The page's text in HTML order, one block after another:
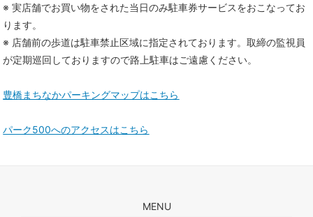
※ 実店舗でお買い物をされた当日のみ駐車券サービスをおこなってお
ります。
※ 店舗前の歩道は駐車禁止区域に指定されております。取締の監視員
が定期巡回しておりますので路上駐車はご遠慮ください。
豊橋まちなかパーキングマップはこちら
パーク500へのアクセスはこちら
MENU